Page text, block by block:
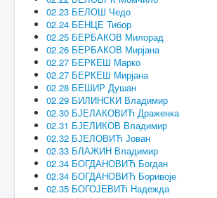
02.23 БЕЛОШ Чедо
02.24 БЕНЦЕ Тибор
02.25 БЕРБАКОВ Милорад
02.26 БЕРБАКОВ Мирјана
02.27 БЕРКЕШ Марко
02.27 БЕРКЕШ Мирјана
02.28 БЕШИР Душан
02.29 БИЛИНСКИ Владимир
02.30 БЈЕЛАКОВИЋ Драженка
02.31 БЈЕЛИКОВ Владимир
02.32 БЈЕЛОВИЋ Јован
02.33 БЛАЖИН Владимир
02.34 БОГДАНОВИЋ Богдан
02.34 БОГДАНОВИЋ Боривоје
02.35 БОГОЈЕВИЋ Надежда